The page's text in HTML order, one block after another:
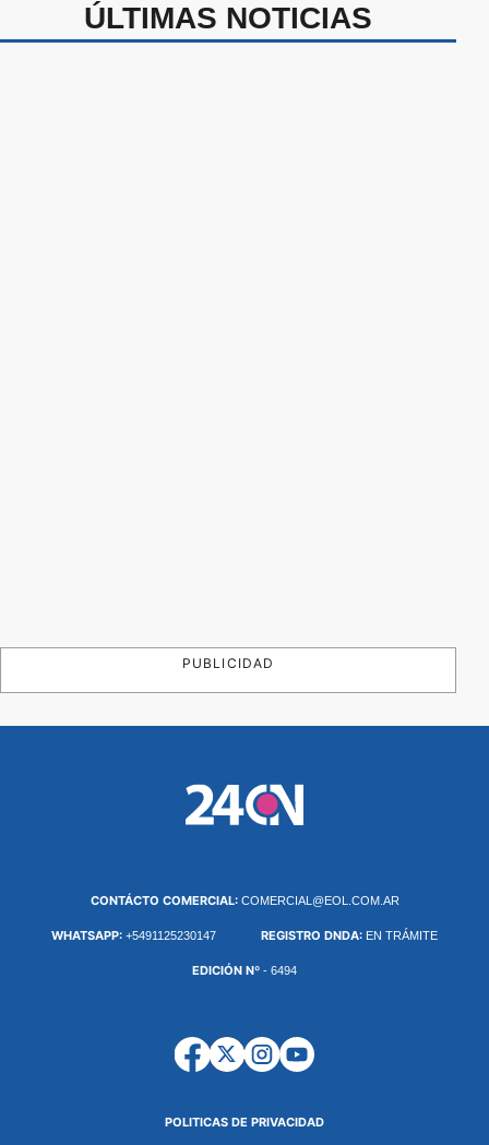
ÚLTIMAS NOTICIAS
PUBLICIDAD
CONTÁCTO COMERCIAL: COMERCIAL@EOL.COM.AR
WHATSAPP: +5491125230147 REGISTRO DNDA: EN TRÁMITE
EDICIÓN Nº - 6494
POLITICAS DE PRIVACIDAD